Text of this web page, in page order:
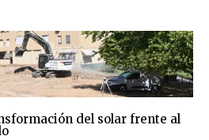
del solar frente al